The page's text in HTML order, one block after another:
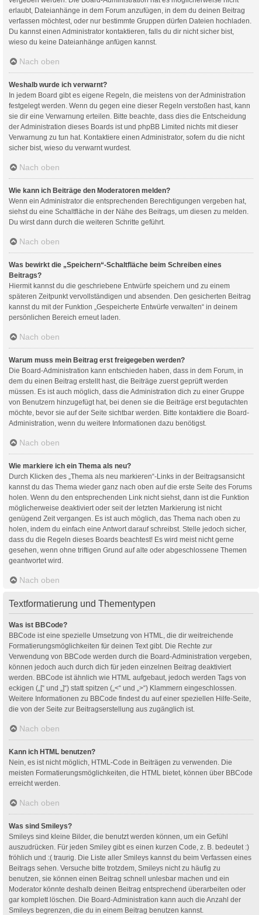
erlaubt, Dateianhänge in dem Forum anzufügen, in dem du deinen Beitrag
verfassen möchtest, oder nur bestimmte Gruppen dürfen Dateien hochladen.
Du kannst einen Administrator kontaktieren, falls du dir nicht sicher bist,
wieso du keine Dateianhänge anfügen kannst.
Nach oben
Weshalb wurde ich verwarnt?
In jedem Board gibt es eigene Regeln, die meistens von der Administration
festgelegt werden. Wenn du gegen eine dieser Regeln verstoßen hast, kann
sie dir eine Verwarnung erteilen. Bitte beachte, dass dies die Entscheidung
der Administration dieses Boards ist und phpBB Limited nichts mit dieser
Verwarnung zu tun hat. Kontaktiere einen Administrator, sofern du die nicht
sicher bist, wieso du verwarnt wurdest.
Nach oben
Wie kann ich Beiträge den Moderatoren melden?
Wenn ein Administrator die entsprechenden Berechtigungen vergeben hat,
siehst du eine Schaltfläche in der Nähe des Beitrags, um diesen zu melden.
Du wirst dann durch die weiteren Schritte geführt.
Nach oben
Was bewirkt die „Speichern“-Schaltfläche beim Schreiben eines
Beitrags?
Hiermit kannst du die geschriebene Entwürfe speichern und zu einem
späteren Zeitpunkt vervollständigen und absenden. Den gesicherten Beitrag
kannst du mit der Funktion „Gespeicherte Entwürfe verwalten“ in deinem
persönlichen Bereich erneut laden.
Nach oben
Warum muss mein Beitrag erst freigegeben werden?
Die Board-Administration kann entschieden haben, dass in dem Forum, in
dem du einen Beitrag erstellt hast, die Beiträge zuerst geprüft werden
müssen. Es ist auch möglich, dass die Administration dich zu einer Gruppe
von Benutzern hinzugefügt hat, bei denen sie die Beiträge erst begutachten
möchte, bevor sie auf der Seite sichtbar werden. Bitte kontaktiere die Board-
Administration, wenn du weitere Informationen dazu benötigst.
Nach oben
Wie markiere ich ein Thema als neu?
Durch Klicken des „Thema als neu markieren“-Links in der Beitragsansicht
kannst du das Thema wieder ganz nach oben auf die erste Seite des Forums
holen. Wenn du den entsprechenden Link nicht siehst, dann ist die Funktion
möglicherweise deaktiviert oder seit der letzten Markierung ist nicht
genügend Zeit vergangen. Es ist auch möglich, das Thema nach oben zu
holen, indem du einfach eine Antwort darauf schreibst. Stelle jedoch sicher,
dass du die Regeln dieses Boards beachtest! Es wird meist nicht gerne
gesehen, wenn ohne triftigen Grund auf alte oder abgeschlossene Themen
geantwortet wird.
Nach oben
Textformatierung und Thementypen
Was ist BBCode?
BBCode ist eine spezielle Umsetzung von HTML, die dir weitreichende
Formatierungsmöglichkeiten für deinen Text gibt. Die Rechte zur
Verwendung von BBCode werden durch die Board-Administration vergeben,
können jedoch auch durch dich für jeden einzelnen Beitrag deaktiviert
werden. BBCode ist ähnlich wie HTML aufgebaut, jedoch werden Tags von
eckigen („[“ und „]“) statt spitzen („<“ und „>“) Klammern eingeschlossen.
Weitere Informationen zu BBCode findest du auf einer speziellen Hilfe-Seite,
die von der Seite zur Beitragserstellung aus zugänglich ist.
Nach oben
Kann ich HTML benutzen?
Nein, es ist nicht möglich, HTML-Code in Beiträgen zu verwenden. Die
meisten Formatierungsmöglichkeiten, die HTML bietet, können über BBCode
erreicht werden.
Nach oben
Was sind Smileys?
Smileys sind kleine Bilder, die benutzt werden können, um ein Gefühl
auszudrücken. Für jeden Smiley gibt es einen kurzen Code, z. B. bedeutet :)
fröhlich und :( traurig. Die Liste aller Smileys kannst du beim Verfassen eines
Beitrags sehen. Versuche bitte trotzdem, Smileys nicht zu häufig zu
benutzen, sie können einen Beitrag schnell unlesbar machen und ein
Moderator könnte deshalb deinen Beitrag entsprechend überarbeiten oder
gar komplett löschen. Die Board-Administration kann auch die Anzahl der
Smileys begrenzen, die du in einem Beitrag benutzen kannst.